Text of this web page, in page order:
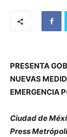
PRESENTA
NUEVAS
EMERGENCIA
Ciudad de
Press